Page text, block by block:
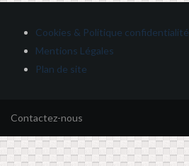
Cookies & Politique confidentialité
Mentions Légales
Plan de site
Contactez-nous